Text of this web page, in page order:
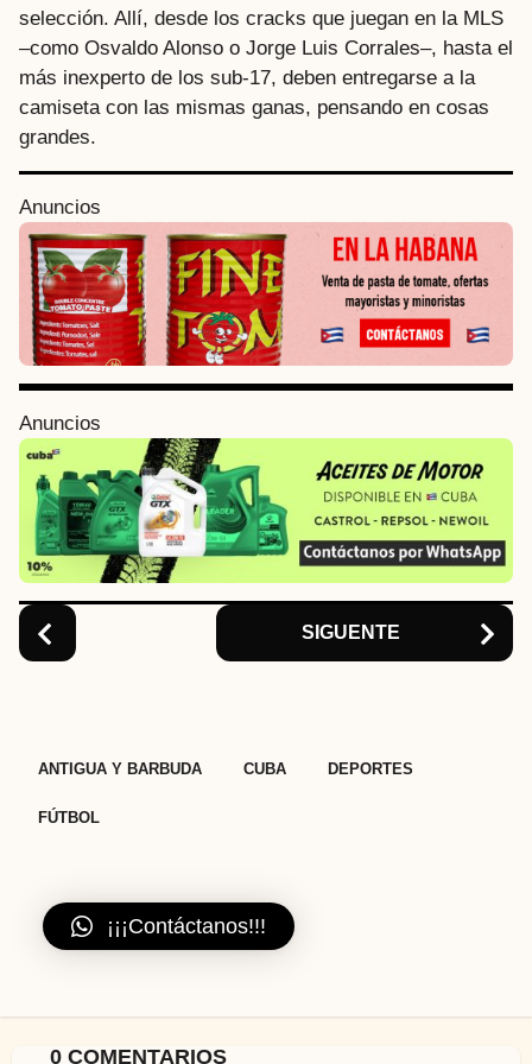
selección. Allí, desde los cracks que juegan en la MLS
–como Osvaldo Alonso o Jorge Luis Corrales–, hasta el
más inexperto de los sub-17, deben entregarse a la
camiseta con las mismas ganas, pensando en cosas
grandes.
Anuncios
Anuncios
P
o
s
P
a
g
i
n
o
n
SIGUENTE
ANTIGUA Y BARBUDA CUBA DEPORTES
FÚTBOL
¡¡¡Contáctanos!!!
0 COMENTARIOS